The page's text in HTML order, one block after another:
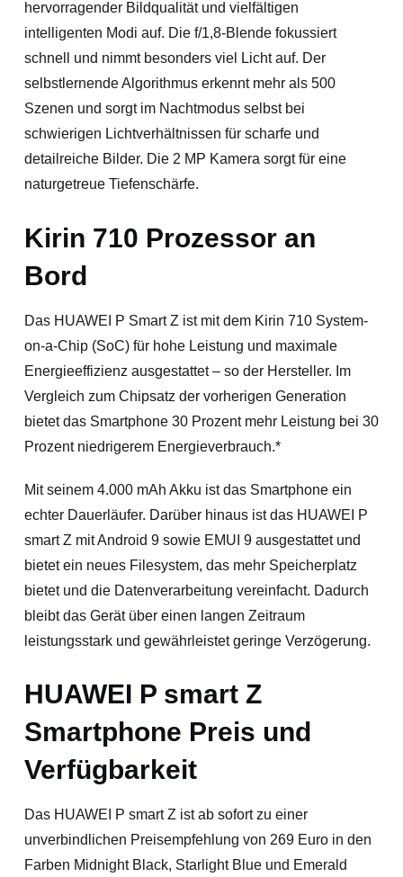
hervorragender Bildqualität und vielfältigen
intelligenten Modi auf. Die f/1,8-Blende fokussiert
schnell und nimmt besonders viel Licht auf. Der
selbstlernende Algorithmus erkennt mehr als 500
Szenen und sorgt im Nachtmodus selbst bei
schwierigen Lichtverhältnissen für scharfe und
detailreiche Bilder. Die 2 MP Kamera sorgt für eine
naturgetreue Tiefenschärfe.
Kirin 710 Prozessor an
Bord
Das HUAWEI P Smart Z ist mit dem Kirin 710 System-
on-a-Chip (SoC) für hohe Leistung und maximale
Energieeffizienz ausgestattet – so der Hersteller. Im
Vergleich zum Chipsatz der vorherigen Generation
bietet das Smartphone 30 Prozent mehr Leistung bei 30
Prozent niedrigerem Energieverbrauch.*
Mit seinem 4.000 mAh Akku ist das Smartphone ein
echter Dauerläufer. Darüber hinaus ist das HUAWEI P
smart Z mit Android 9 sowie EMUI 9 ausgestattet und
bietet ein neues Filesystem, das mehr Speicherplatz
bietet und die Datenverarbeitung vereinfacht. Dadurch
bleibt das Gerät über einen langen Zeitraum
leistungsstark und gewährleistet geringe Verzögerung.
HUAWEI P smart Z
Smartphone Preis und
Verfügbarkeit
Das HUAWEI P smart Z ist ab sofort zu einer
unverbindlichen Preisempfehlung von 269 Euro in den
Farben Midnight Black, Starlight Blue und Emerald